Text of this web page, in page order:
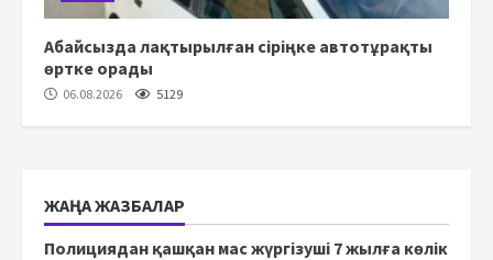
Абайсызда лақтырылған сіріңке автотұрақты
өртке орады
06.08.2026 5129
ЖАҢА ЖАЗБАЛАР
Полициядан қашқан мас жүргізуші 7 жылға көлік